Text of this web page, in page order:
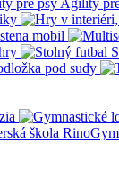
Agility
mobil
pod sudy
škola RinoGym